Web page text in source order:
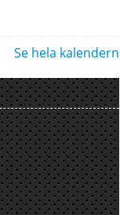
Se hela kalendern